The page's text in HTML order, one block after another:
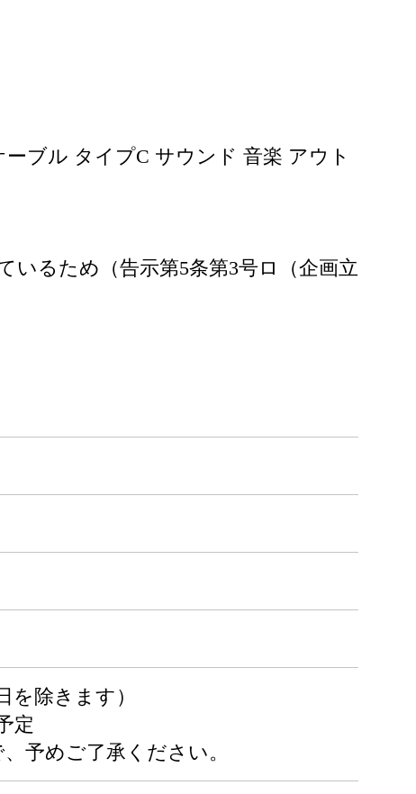
ブル タイプC サウンド 音楽 アウト
いるため（告示第5条第3号ロ（企画立
を除きます）
定
予めご了承ください。